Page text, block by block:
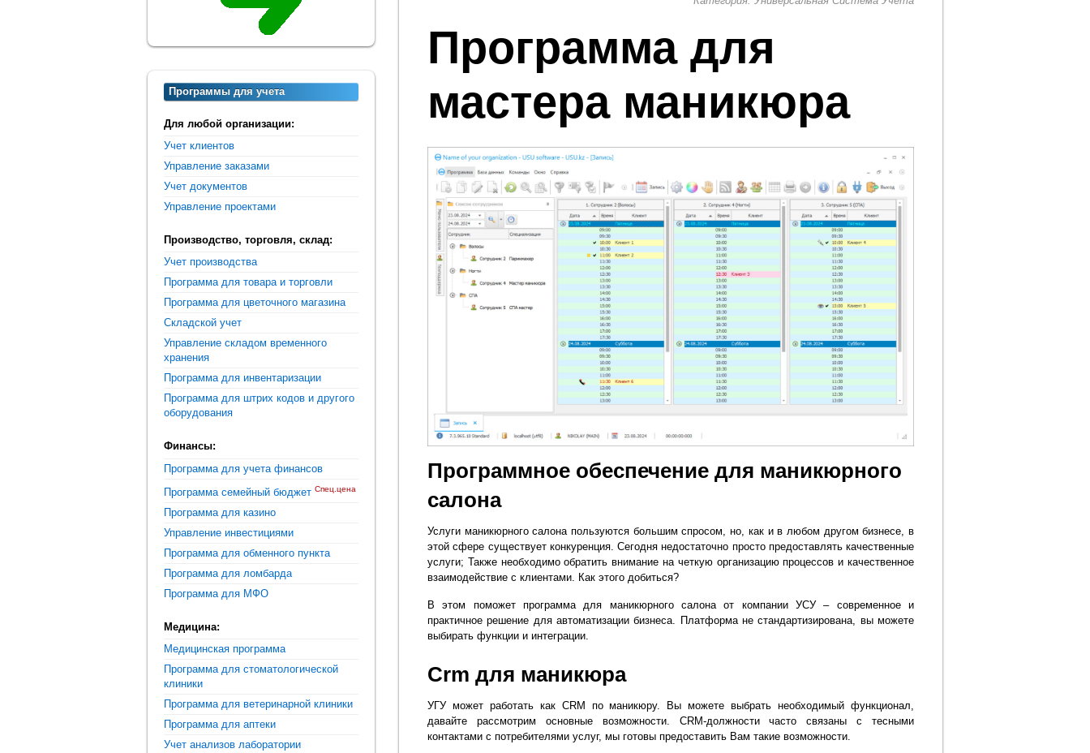
Программа для
мастера маникюра
Программное обеспечение для маникюрного
салона
Услуги маникюрного салона пользуются большим спросом, но, как и в любом другом бизнесе, в
этой сфере существует конкуренция. Сегодня недостаточно просто предоставлять качественные
услуги; Также необходимо обратить внимание на четкую организацию процессов и качественное
взаимодействие с клиентами. Как этого добиться?
В этом поможет программа для маникюрного салона от компании УСУ – современное и
практичное решение для автоматизации бизнеса. Платформа не стандартизирована, вы можете
выбирать функции и интеграции.
Crm для маникюра
УГУ может работать как CRM по маникюру. Вы можете выбрать необходимый функционал,
давайте рассмотрим основные возможности. CRM-должности часто связаны с тесными
контактами с потребителями услуг, мы готовы предоставить Вам такие возможности.
Программы для учета
Для любой организации:
Учет клиентов
Управление заказами
Учет документов
Управление проектами
Производство, торговля, склад:
Учет производства
Программа для товара и торговли
Программа для цветочного магазина
Складской учет
Управление складом временного
хранения
Программа для инвентаризации
Программа для штрих кодов и другого
оборудования
Финансы:
Программа для учета финансов
Программа семейный бюджет Спец.цена
Программа для казино
Управление инвестициями
Программа для обменного пункта
Программа для ломбарда
Программа для МФО
Медицина:
Медицинская программа
Программа для стоматологической
клиники
Программа для ветеринарной клиники
Программа для аптеки
Учет анализов лаборатории